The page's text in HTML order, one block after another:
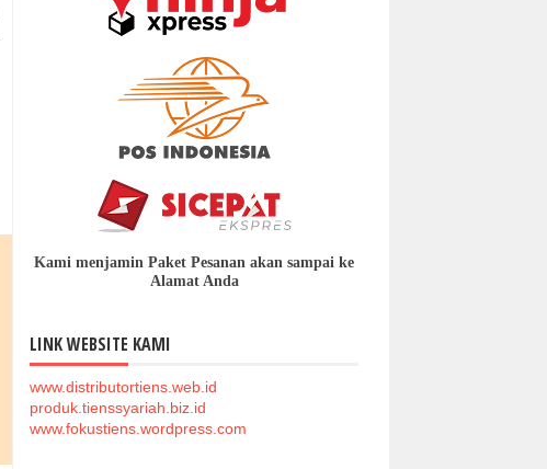
Kami menjamin Paket Pesanan akan sampai ke
Alamat Anda
LINK WEBSITE KAMI
www.distributortiens.web.id
produk.tienssyariah.biz.id
www.fokustiens.wordpress.com